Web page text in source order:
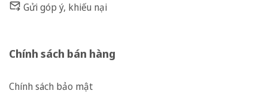
Gửi góp ý, khiếu nại
Chính sách bán hàng
Chính sách bảo mật